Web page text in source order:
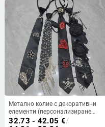
Метално колие с декоративни
елементи (персонализиране
налично; инкрустирани
32.73 - 42.05 €/